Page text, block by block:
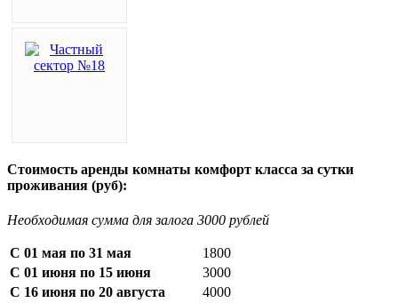
Стоимость аренды комнаты комфорт класса за сутки
проживания (руб):
Необходимая сумма для залога 3000 рублей
С 01 мая по 31 мая
1800
С 01 июня по 15 июня
3000
С 16 июня по 20 августа
4000